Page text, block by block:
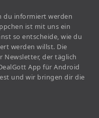
du informiert werden
ist mit uns ein
so entscheide, wie du
werden willst. Die
Newsletter, der täglich
App für Android
und wir bringen dir die